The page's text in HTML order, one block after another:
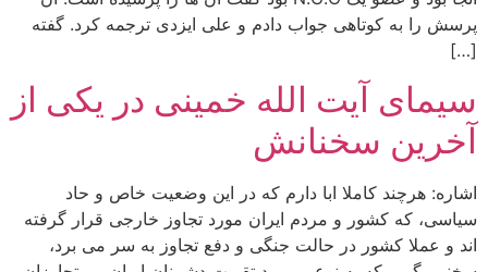
پرسش را به کوتاهی جواب دادم و علی ایزدی ترجمه کرد. گفته
[…]
سیمای آیت الله خمینی در یکی از
آخرین سخنانش
اشاره: هرچند کاملا ابا دارم که در این وضعیت خاص و حاد
سیاسی، که کشور و مردم ایران مورد تجاوز خارجی قرار گرفته
اند و عملا کشور در حالت جنگی و دفع تجاوز به سر می برد،